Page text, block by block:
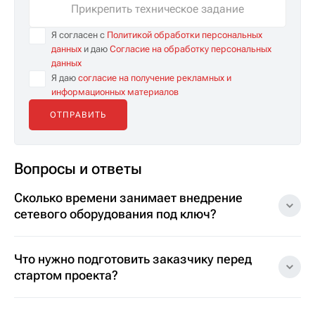
Прикрепить техническое задание
Я согласен с Политикой обработки персональных
данных и даю Согласие на обработку персональных
данных
Я даю согласие на получение рекламных и
информационных материалов
Вопросы и ответы
Сколько времени занимает внедрение
сетевого оборудования под ключ?
Что нужно подготовить заказчику перед
стартом проекта?